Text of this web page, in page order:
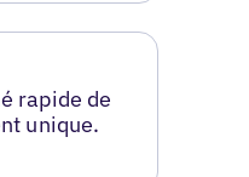
rapide de
unique.